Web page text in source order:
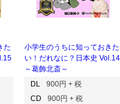
た
小学生のうちに知っておきた
い！だれなに？日本史 Vol.14
～葛飾北斎～
DL
900円 + 税
CD
900円 + 税